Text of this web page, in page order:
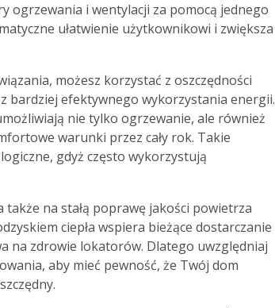
ogrzewania i wentylacji za pomocą jednego
ułatwienie użytkownikowi i zwiększa
możesz korzystać z oszczędności
bardziej efektywnego wykorzystania energii.
nie tylko ogrzewanie, ale również
warunki przez cały rok. Takie
gdyż często wykorzystują
na stałą poprawę jakości powietrza
ciepła wspiera bieżące dostarczanie
na zdrowie lokatorów. Dlatego uwzględniaj
aby mieć pewność, że Twój dom